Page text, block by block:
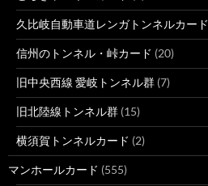
久比岐自動車道レンガトンネルカード
信州のトンネル・峠カード (20)
旧中央西線 愛岐トンネル群 (7)
旧北陸線トンネル群 (15)
横須賀トンネルカード (2)
マンホールカード (555)